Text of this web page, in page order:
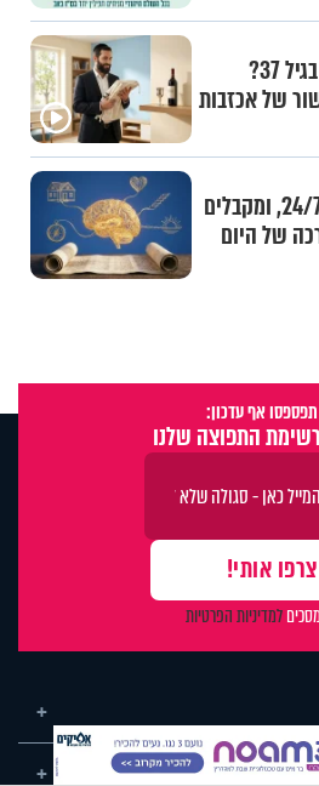
בית המקדש
גזל אחרי
אף עדכון:
התפוצה שלנו
למדיניות הפרטיות